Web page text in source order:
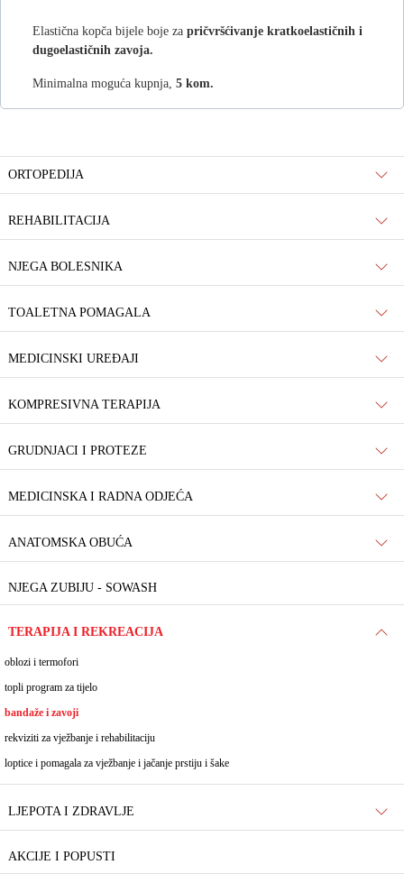
ORTOPEDIJA
REHABILITACIJA
NJEGA BOLESNIKA
TOALETNA POMAGALA
MEDICINSKI UREĐAJI
KOMPRESIVNA TERAPIJA
GRUDNJACI I PROTEZE
MEDICINSKA I RADNA ODJEĆA
ANATOMSKA OBUĆA
NJEGA ZUBIJU - SOWASH
TERAPIJA I REKREACIJA
oblozi i termofori
topli program za tijelo
bandaže i zavoji
rekviziti za vježbanje i rehabilitaciju
loptice i pomagala za vježbanje i jačanje prstiju i šake
LJEPOTA I ZDRAVLJE
AKCIJE I POPUSTI
Elastična kopča bijele boje za pričvršćivanje kratkoelastičnih i
dugoelastičnih zavoja.
Minimalna moguća kupnja, 5 kom.